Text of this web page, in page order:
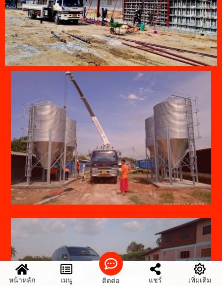
หน้าหลัก เมนู ติดต่อ แชร์ เพิ่มเติม